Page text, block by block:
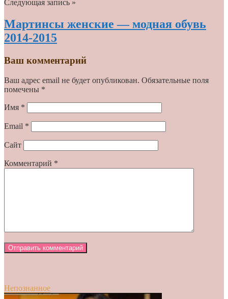
Следующая запись »
Мартинсы женские — модная обувь
2014-2015
Ваш комментарий
Ваш адрес email не будет опубликован. Обязательные поля
помечены *
Имя *
Email *
Сайт
Комментарий *
Непознанное